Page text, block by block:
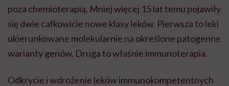
poza chemioterapią. Mniej więcej 15 lat temu pojawiły
się dwie całkowicie nowe klasy leków. Pierwsza to leki
ukierunkowane molekularnie na określone patogenne
warianty genów. Druga to właśnie immunoterapia.
Odkrycie i wdrożenie leków immunokompetentnych